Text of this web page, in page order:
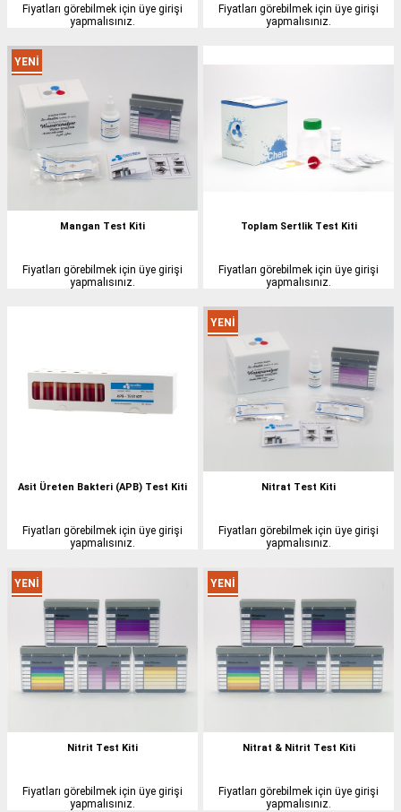
Fiyatları görebilmek için üye girişi
yapmalısınız.
Fiyatları görebilmek için üye girişi
yapmalısınız.
Mangan Test Kiti
YENI
Fiyatları görebilmek için üye girişi
yapmalısınız.
Toplam Sertlik Test Kiti
Fiyatları görebilmek için üye girişi
yapmalısınız.
Asit Üreten Bakteri (APB) Test Kiti
Fiyatları görebilmek için üye girişi
yapmalısınız.
Nitrat Test Kiti
YENI
Fiyatları görebilmek için üye girişi
yapmalısınız.
Nitrit Test Kiti
YENI
Fiyatları görebilmek için üye girişi
yapmalısınız.
Nitrat & Nitrit Test Kiti
YENI
Fiyatları görebilmek için üye girişi
yapmalısınız.